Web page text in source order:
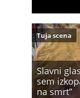
Slavni
sem
na smrt”
Tuja scena